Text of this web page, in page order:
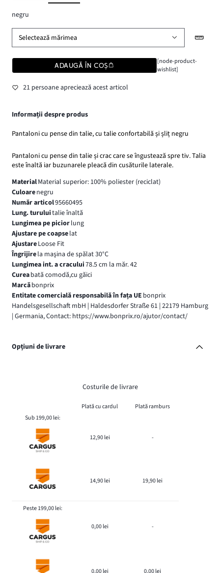
negru
Selectează mărimea
ADAUGĂ ÎN COȘ
[node-product-
wishlist]
21 persoane apreciează acest articol
Informații despre produs
Pantaloni cu pense din talie, cu talie confortabilă și șliț negru
Pantaloni cu pense din talie și crac care se îngustează spre tiv. Talia
este înaltă iar buzunarele pleacă din cusăturile laterale.
MaterialMaterial superior: 100% poliester (reciclat)
Culoarenegru
Număr articol95660495
Lung. turuluitalie înaltă
Lungimea pe piciorlung
Ajustare pe coapselat
AjustareLoose Fit
Îngrijirela maşina de spălat 30°C
Lungimea int. a cracului78.5 cm la măr. 42
Cureabată comodă,cu găici
Marcăbonprix
Entitate comercială responsabilă în fața UE bonprix
Handelsgesellschaft mbH | Haldesdorfer Straße 61 | 22179 Hamburg
| Germania, Contact: https://www.bonprix.ro/ajutor/contact/
Opțiuni de livrare
Costurile de livrare
Plată cu cardul
Plată ramburs
Sub 199,00 lei:
12,90 lei -
14,90 lei 19,90 lei
Peste 199,00 lei:
0,00 lei -
0,00 lei 0,00 lei